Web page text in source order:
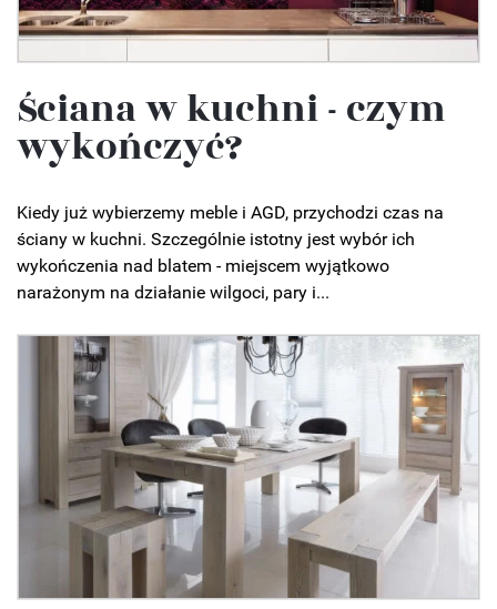
Ściana w kuchni - czym
wykończyć?
Kiedy już wybierzemy meble i AGD, przychodzi czas na
ściany w kuchni. Szczególnie istotny jest wybór ich
wykończenia nad blatem - miejscem wyjątkowo
narażonym na działanie wilgoci, pary i...